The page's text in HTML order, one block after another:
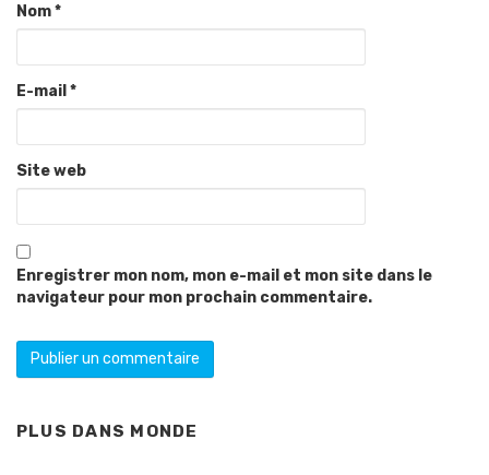
Nom*
E-mail *
Site web
Enregistrer mon nom, mon e-mail et mon site dans le
navigateur pour mon prochain commentaire.
PLUS DANS MONDE